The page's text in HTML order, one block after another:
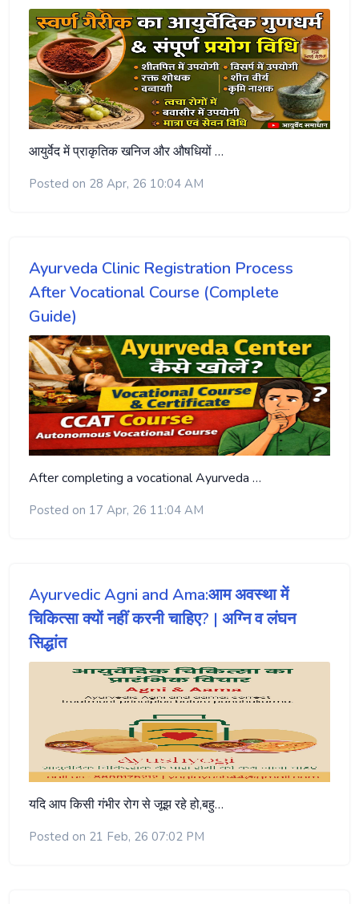
आयुर्वेद में प्राकृतिक खनिज और औषधियों …
Posted on 28 Apr, 26 10:04 AM
Ayurveda Clinic Registration Process
After Vocational Course (Complete
Guide)
After completing a vocational Ayurveda …
Posted on 17 Apr, 26 11:04 AM
Ayurvedic Agni and Ama:आम अवस्था में
चिकित्सा क्यों नहीं करनी चाहिए? | अग्नि व लंघन
सिद्धांत
यदि आप किसी गंभीर रोग से जूझ रहे हो,बहु…
Posted on 21 Feb, 26 07:02 PM